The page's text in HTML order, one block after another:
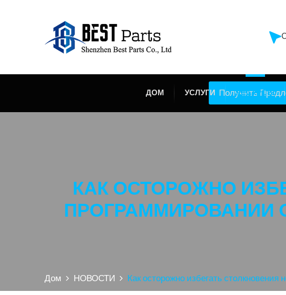
ДОМ УСЛУГИ
ШВЕЙЦАРСКАЯ Обработка
РЕСУРСЫ
Получить
КАК ОСТОРОЖНО
ПРОГРАММИРОВАНИИ
Дом НОВОСТИ Как осторожно избегать